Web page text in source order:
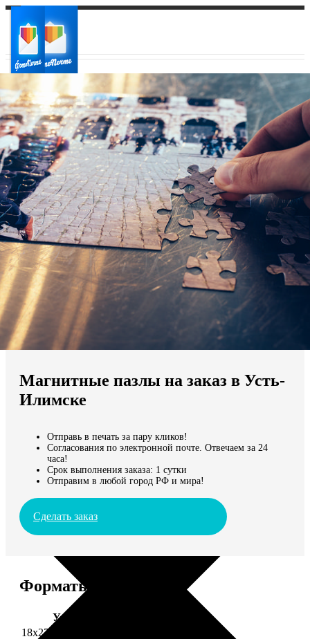
Ваш город:
Ваш регион доставки
Выберите из списка:
Мы доставляем по всему миру
Продолжить без города
Магнитные пазлы на заказ в Усть-
Илимске
Отправь в печать за пару кликов!
Согласования по электронной почте. Отвечаем за 24
часа!
Срок выполнения заказа: 1 сутки
Отправим в любой город РФ и мира!
Сделать заказ
Форматы и цены
Услуга
18х27 см 126 частей